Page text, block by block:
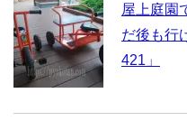
屋上庭園
だ後も行
421」